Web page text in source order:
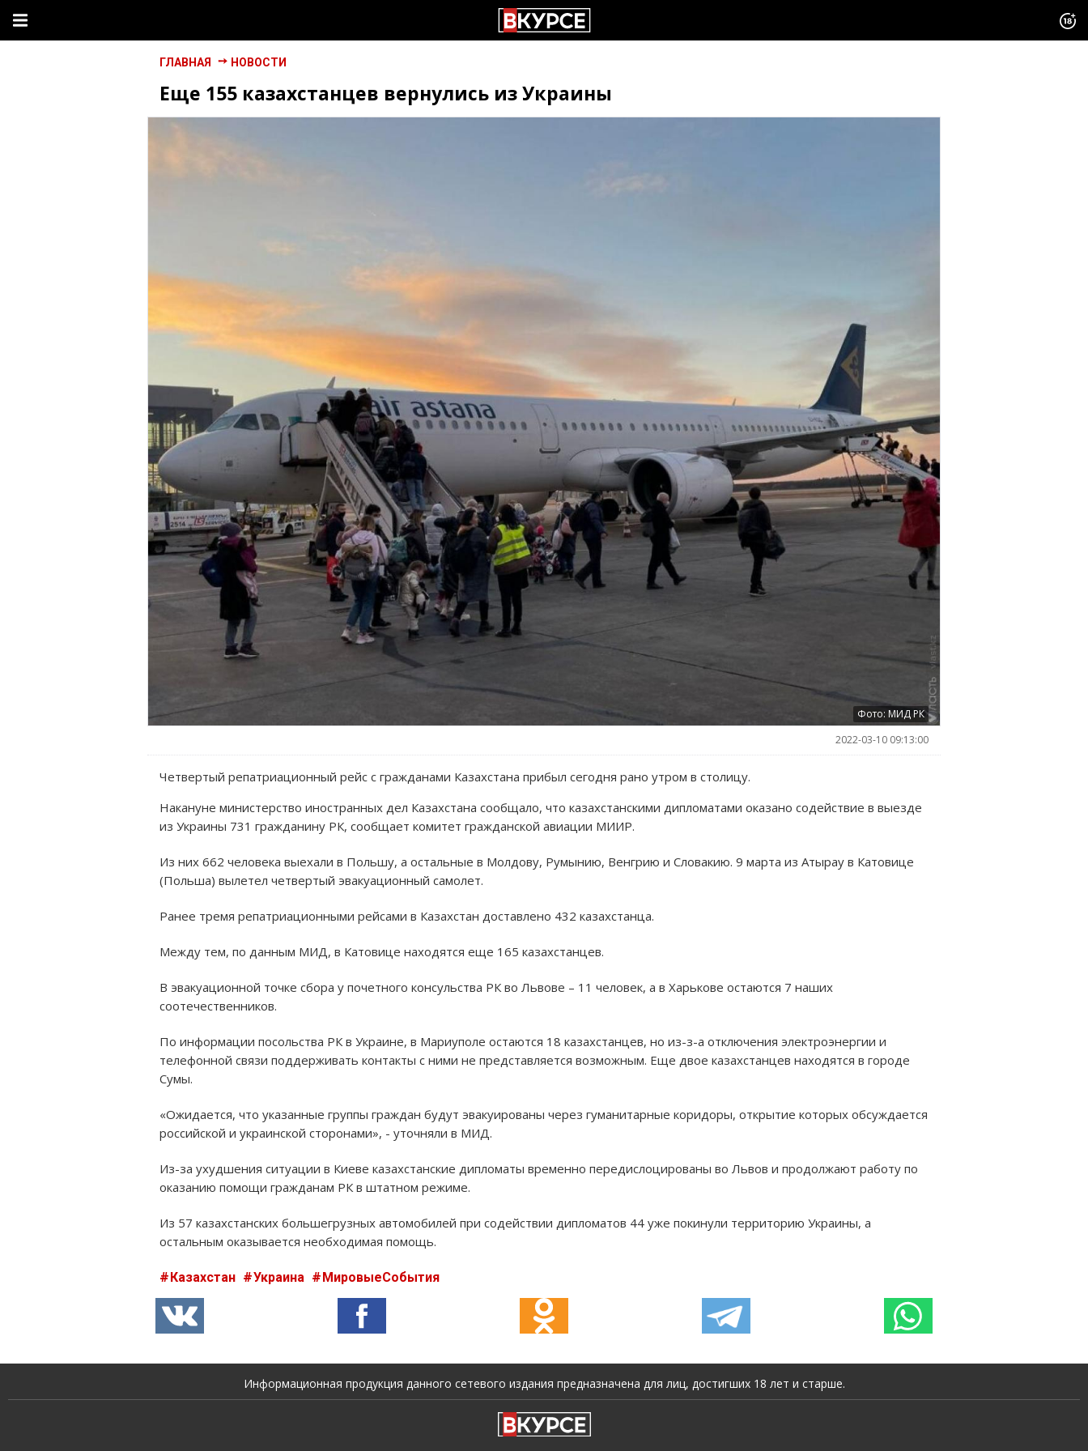
ГЛАВНАЯ НОВОСТИ
Еще 155 казахстанцев вернулись из Украины
Фото: МИД РК
2022-03-10 09:13:00
Четвертый репатриационный рейс с гражданами Казахстана прибыл сегодня рано утром в столицу.
Накануне министерство иностранных дел Казахстана сообщало, что казахстанскими дипломатами оказано содействие в выезде
из Украины 731 гражданину РК, сообщает комитет гражданской авиации МИИР.
Из них 662 человека выехали в Польшу, а остальные в Молдову, Румынию, Венгрию и Словакию. 9 марта из Атырау в Катовице
(Польша) вылетел четвертый эвакуационный самолет.
Ранее тремя репатриационными рейсами в Казахстан доставлено 432 казахстанца.
Между тем, по данным МИД, в Катовице находятся еще 165 казахстанцев.
В эвакуационной точке сбора у почетного консульства РК во Львове – 11 человек, а в Харькове остаются 7 наших
соотечественников.
По информации посольства РК в Украине, в Мариуполе остаются 18 казахстанцев, но из-з-а отключения электроэнергии и
телефонной связи поддерживать контакты с ними не представляется возможным. Еще двое казахстанцев находятся в городе
Сумы.
«Ожидается, что указанные группы граждан будут эвакуированы через гуманитарные коридоры, открытие которых обсуждается
российской и украинской сторонами», - уточняли в МИД.
Из-за ухудшения ситуации в Киеве казахстанские дипломаты временно передислоцированы во Львов и продолжают работу по
оказанию помощи гражданам РК в штатном режиме.
Из 57 казахстанских большегрузных автомобилей при содействии дипломатов 44 уже покинули территорию Украины, а
остальным оказывается необходимая помощь.
Казахстан Украина МировыеСобытия
Информационная продукция данного сетевого издания предназначена для лиц, достигших 18 лет и старше.